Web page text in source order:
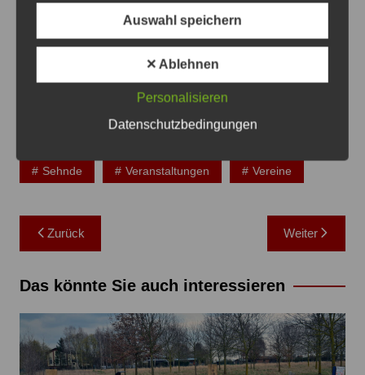
Anzeige
Sehnde Veranstaltungen Vereine
Beitragsnavigation
Zurück Weiter
Das könnte Sie auch interessieren
Auswahl speichern
✕ Ablehnen
Personalisieren
Datenschutzbedingungen